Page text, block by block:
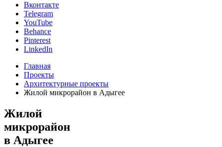
Вконтакте
Telegram
YouTube
Behance
Pinterest
LinkedIn
Главная
Проекты
Архитектурные проекты
Жилой микрорайон в Адыгее
Жилой
микрорайон
в Адыгее